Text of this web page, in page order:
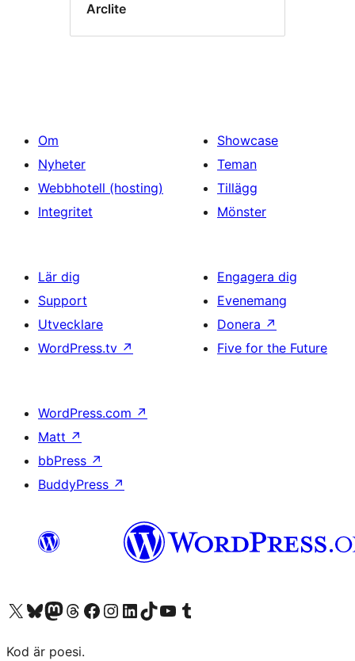
Arclite
Om
Nyheter
Webbhotell (hosting)
Integritet
Showcase
Teman
Tillägg
Mönster
Lär dig
Support
Utvecklare
WordPress.tv ↗
Engagera dig
Evenemang
Donera ↗
Five for the Future
WordPress.com ↗
Matt ↗
bbPress ↗
BuddyPress ↗
Besök vår X-konto (f.d. Twitter)
Besök vårt Bluesky-konto
Besök vårt Mastodon-konto
Besök vårt Thread-konto
Besök vår Facebook-sidaBesök vårt Instagram-konto
Besök vårt LinkedIn-konto
Besök vårt TikTok-konto
Besök vår YouTube-kanalBesök vårt Tumblr-konto
Kod är poesi.